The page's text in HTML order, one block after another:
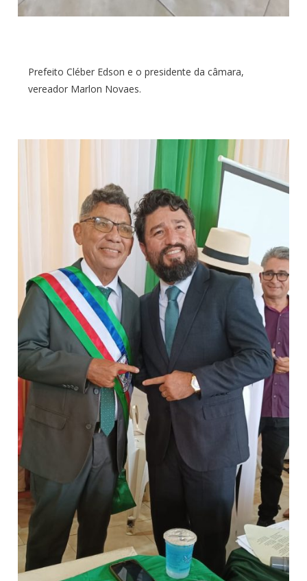
Prefeito Cléber Edson e o presidente da câmara,
vereador Marlon Novaes.